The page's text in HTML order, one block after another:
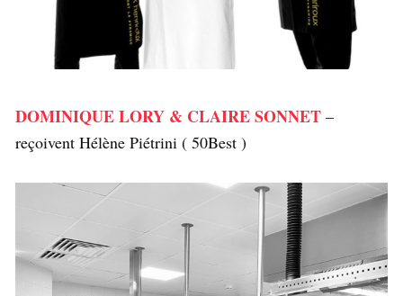
DOMINIQUE LORY & CLAIRE SONNET –
reçoivent Hélène Piétrini ( 50Best )